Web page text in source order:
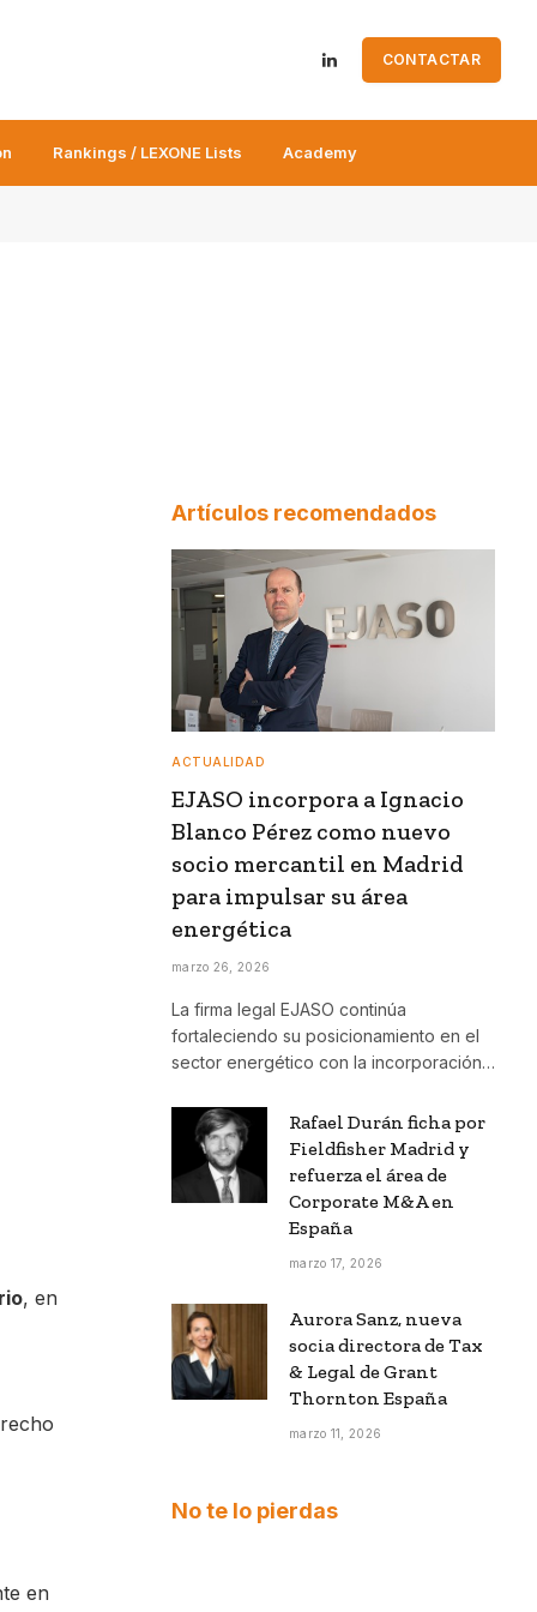
LinkedIn
CONTACTAR
Rankings / LEXONE Lists Academy
, en
en
Artículos recomendados
ACTUALIDAD
EJASO incorpora a Ignacio
Blanco Pérez como nuevo
socio mercantil en Madrid
para impulsar su área
energética
marzo 26, 2026
La firma legal EJASO continúa
fortaleciendo su posicionamiento en el
sector energético con la incorporación…
Rafael Durán ficha por
Fieldfisher Madrid y
refuerza el área de
Corporate M&A en
España
marzo 17, 2026
Aurora Sanz, nueva
socia directora de Tax
& Legal de Grant
Thornton España
marzo 11, 2026
No te lo pierdas